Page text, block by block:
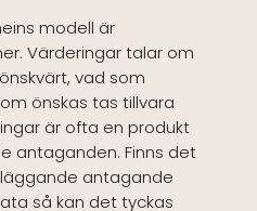
modell är
Värderingar talar om
vad som
önskas tas tillvara
är ofta en produkt
antaganden. Finns det
antagande
så kan det tyckas